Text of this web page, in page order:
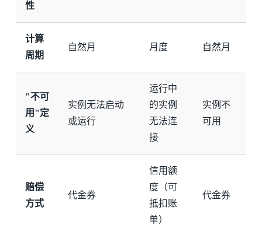
性
计算
周期
自然月 月度 自然月
"不可
用"定
义
实例无法启动
或运行
运行中
的实例
无法连
接
实例不
可用
赔偿
方式
代金券
信用额
度（可
抵扣账
单）
代金券